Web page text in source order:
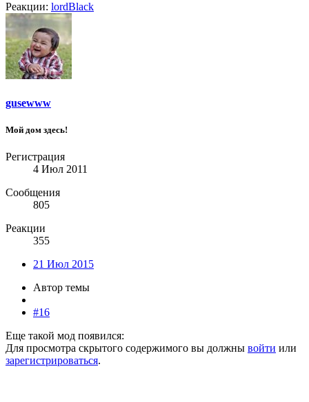
Реакции: lordBlack
gusewww
Мой дом здесь!
Регистрация
4 Июл 2011
Сообщения
805
Реакции
355
21 Июл 2015
Автор темы
#16
Еще такой мод появился:
Для просмотра скрытого содержимого вы должны войти или
зарегистрироваться.